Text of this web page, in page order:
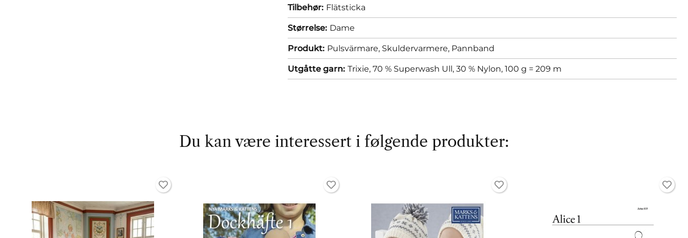
Tilbehør: Flätsticka
Størrelse: Dame
Produkt: Pulsvärmare, Skuldervarmere, Pannband
Utgåtte garn: Trixie, 70 % Superwash Ull, 30 % Nylon, 100 g = 209 m
Du kan være interessert i følgende produkter: